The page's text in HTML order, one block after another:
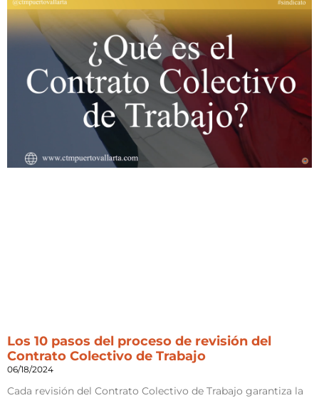
Los 10 pasos del proceso de revisión del
Contrato Colectivo de Trabajo
06/18/2024
Cada revisión del Contrato Colectivo de Trabajo garantiza la